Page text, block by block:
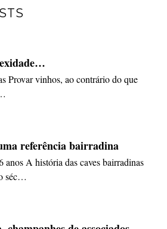
Provar vinhos, ao contrário do que
referência bairradina
anos A história das caves bairradinas
séc…